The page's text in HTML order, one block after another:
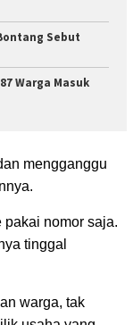
Sebut
Warga Masuk
mengganggu
pakai nomor saja.
tinggal
warga, tak